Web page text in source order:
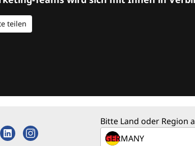
teilen
Bitte Land oder Region